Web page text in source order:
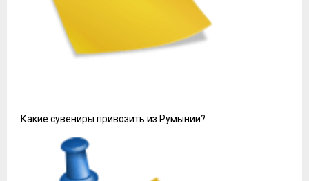
Какие сувениры привозить из Румынии?